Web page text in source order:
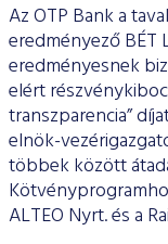
Az OTP Bank a
eredményező BÉT
eredményesnek
elért
transzparencia”
elnök-
többek között
ALTEO Nyrt. és a